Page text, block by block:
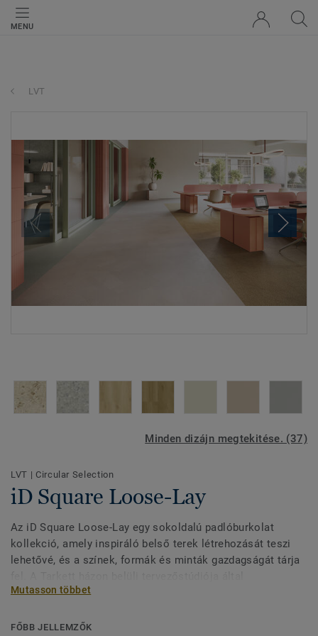
MENU
LVT
Minden dizájn megtekitése. (37)
LVT | Circular Selection
iD Square Loose-Lay
Az iD Square Loose-Lay egy sokoldalú padlóburkolat
kollekció, amely inspiráló belső terek létrehozását teszi
lehetővé, és a színek, formák és minták gazdagságát tárja
megalkotott 37 dizájn és négy formátum kombinálható,
funkcionális zónázással, színes útvonalakkal és
Mutasson többet
FŐBB JELLEMZŐK